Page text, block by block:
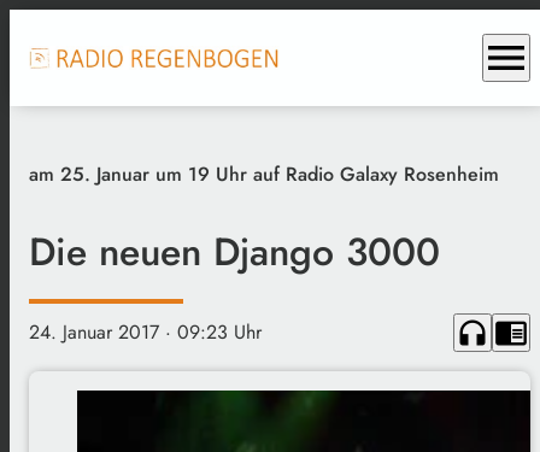
menu
am 25. Januar um 19 Uhr auf Radio Galaxy Rosenheim
Die neuen Django 3000
24. Januar 2017 · 09:23 Uhr headphones chrome_reader_mode